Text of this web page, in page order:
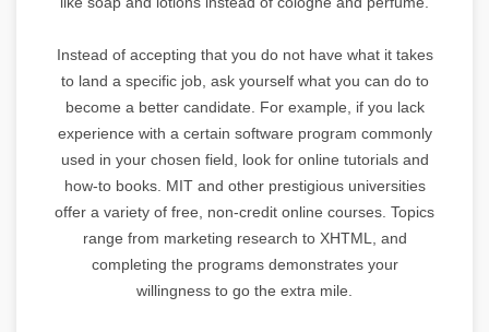
Instead of accepting that you do not have what it takes
to land a specific job, ask yourself what you can do to
become a better candidate. For example, if you lack
experience with a certain software program commonly
used in your chosen field, look for online tutorials and
how-to books. MIT and other prestigious universities
offer a variety of free, non-credit online courses. Topics
range from marketing research to XHTML, and
completing the programs demonstrates your
willingness to go the extra mile.